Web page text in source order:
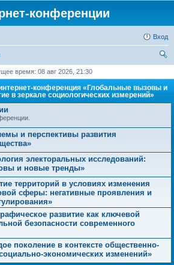
конференции
Вход
время: 08 авг 2026, 21:30
интернет-конференция «Глобальные вызовы и
в зеркале социологических измерений»
и перспективы развития
электоральных исследований:
и новые тренды»
территорий в условиях изменения
сферы: негативные проявления и
развитие как ключевой
безопасности современного
поколение в контексте общественно-
экономических изменений»